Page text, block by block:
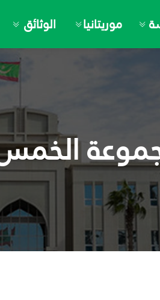
موريتانيا الوثائق